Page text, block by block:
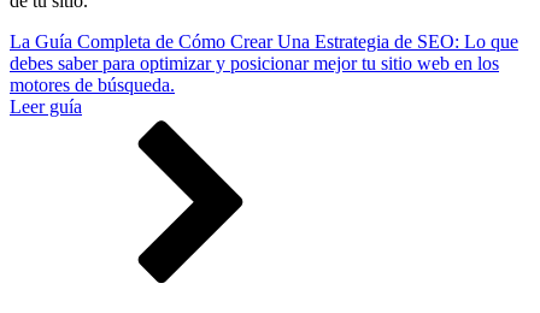
La Guía Completa de Cómo Crear Una Estrategia de SEO: Lo que
debes saber para optimizar y posicionar mejor tu sitio web en los
motores de búsqueda.
Leer guía